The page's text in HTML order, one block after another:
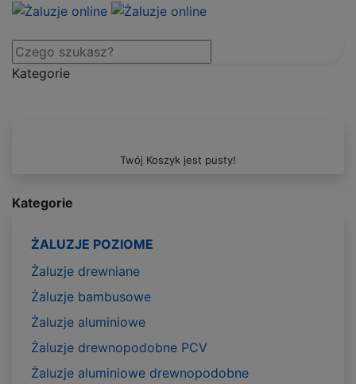
Kategorie
Twój Koszyk jest pusty!
Kategorie
ŻALUZJE POZIOME
Żaluzje drewniane
Żaluzje bambusowe
Żaluzje aluminiowe
Żaluzje drewnopodobne PCV
Żaluzje aluminiowe drewnopodobne